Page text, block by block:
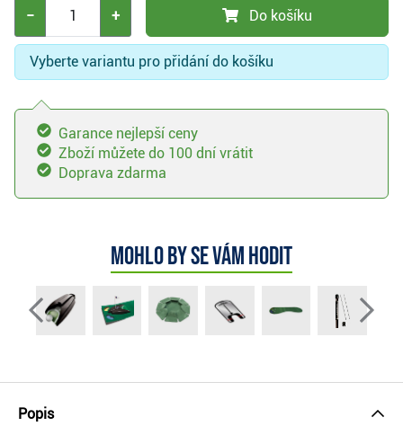
− + Do košíku
Vyberte variantu pro přidání do košíku
Garance nejlepší ceny
Zboží můžete do 100 dní vrátit
Doprava zdarma
Mohlo by se vám hodit
Popis